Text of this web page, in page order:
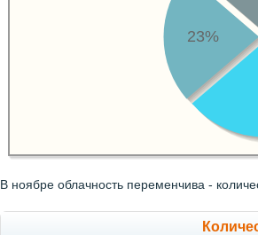
23%
В ноябре облачность переменчива -